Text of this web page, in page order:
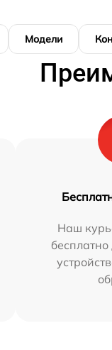
Модели
Наш